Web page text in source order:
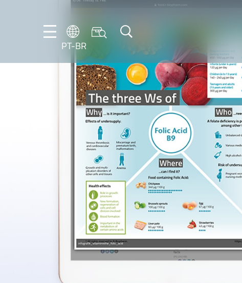
PT-BR
DE
ES
FR
PT-